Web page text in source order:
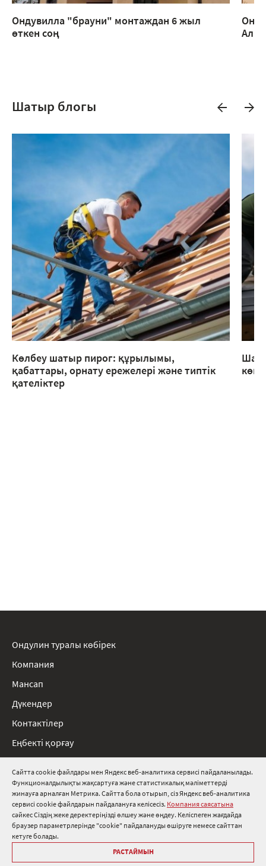
Сайтта cookie файлдары мен Яндекс веб-аналитика сервисі пайдаланылады.
Функционалдылықты жақсартуға және статистикалық мәліметтерді
жинауға арналған Метрика. Сайтта бола отырып, сіз Яндекс веб-аналитика
сервисі cookie файлдарын пайдалануға келісесіз. Компания саясатына
сәйкес Сіздің жеке деректеріңізді өлшеу және өңдеу. Келіспеген жағдайда
браузер параметрлерінде "cookie" пайдалануды өшіруге немесе сайттан
кетуге болады.
РАСТАЙМЫН
Ондувилла "брауни" монтаждан 6 жыл
өткен соң
Шатыр блогы
Көлбеу шатыр пирог: құрылымы,
қабаттары, орнату ережелері және типтік
қателіктер
8 800 511 91 82
info@onduline.ru
Ресей Беларусь Қазақстан
Ондулин туралы көбірек
Компания
Мансап
Дүкендер
Контактілер
Еңбекті қорғау